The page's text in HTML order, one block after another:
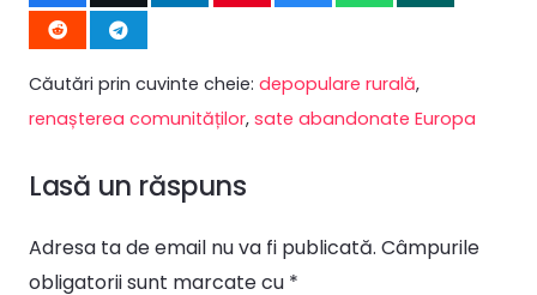
Căutări prin cuvinte cheie: depopulare rurală,
renașterea comunităților, sate abandonate Europa
Lasă un răspuns
Adresa ta de email nu va fi publicată. Câmpurile
obligatorii sunt marcate cu *